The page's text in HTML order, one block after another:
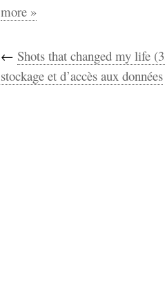
more »
← Shots that changed my life
stockage et d’accès aux données